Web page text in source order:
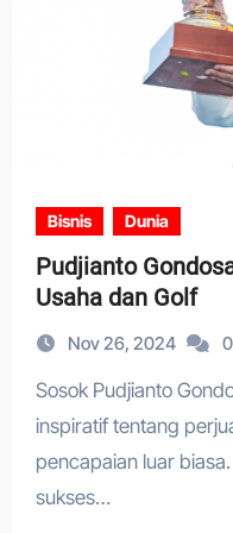
Bisnis Dunia
Pudjianto
Usaha dan Golf
Nov 26, 2024
Sosok Pudjianto Gondosasmito adalah sebuah kisah
inspiratif tentang
pencapaian luar
sukses…